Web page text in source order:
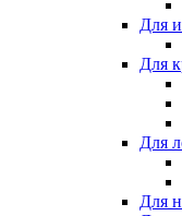
Для
Для
Для
Для